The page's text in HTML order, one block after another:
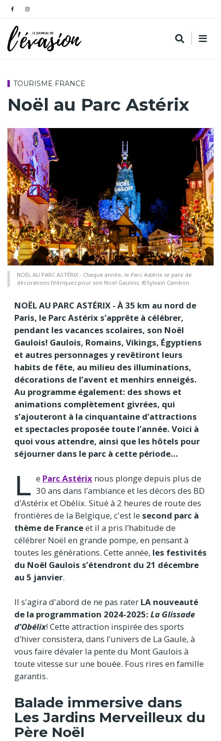
TOURISME FRANCE
Noël au Parc Astérix
NOËL AU PARC ASTÉRIX - Chaque année, le Parc Astérix se pare de
décorations féériques pour son Noël Gaulois. ©Sylvain Cambon
NOËL AU PARC ASTÉRIX - À 35 km au nord de
Paris, le Parc Astérix s’apprête à célébrer,
pendant les vacances scolaires, son Noël
Gaulois! Gaulois, Romains, Vikings, Égyptiens
et autres personnages y revêtiront leurs
habits de fête, au milieu des illuminations,
décorations de l’avent et menhirs enneigés.
Au programme également: des shows et
animations complètement givrées, qui
s’ajouteront à la cinquantaine d’attractions
et spectacles proposée toute l’année. Voici à
quoi vous attendre, ainsi que les hôtels pour
séjourner dans le parc à cette période…
L e Parc Astérix nous plonge depuis plus de
30 ans dans l’ambiance et les décors des BD
d’Astérix et Obélix. Situé à 2 heures de route des
frontières de la Belgique, c'est le second parc à
thème de Franceet il a pris l’habitude de
célébrer Noël en grande pompe, en pensant à
toutes les générations. Cette année, les festivités
du Noël Gaulois s’étendront du 21 décembre
au 5 janvier.
Il s'agira d'abord de ne pas rater LA nouveauté
de la programmation 2024-2025: La Glissade
d’Obélix! Cette attraction inspirée des sports
d’hiver consistera, dans l’univers de La Gaule, à
vous faire dévaler la pente du Mont Gaulois à
toute vitesse sur une bouée. Fous rires en famille
garantis.
Balade immersive dans
Les Jardins Merveilleux du
Père Noël